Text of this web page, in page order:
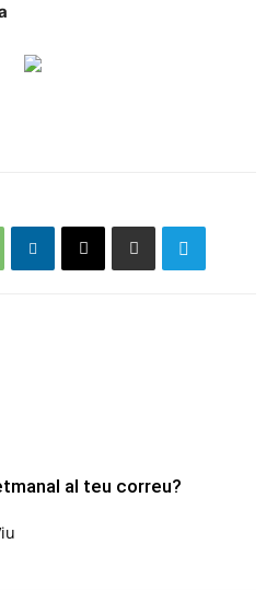
al teu correu?